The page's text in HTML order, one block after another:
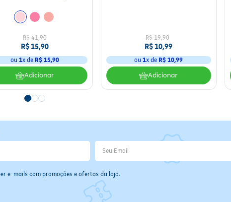
R$ 41,90
R$ 15,90
ou 1x de R$ 15,90
Adicionar
R$ 19,90
R$10,99
ou1x de R$ 10,99
Adicionar
e-mails com promoções e ofertas da loja.